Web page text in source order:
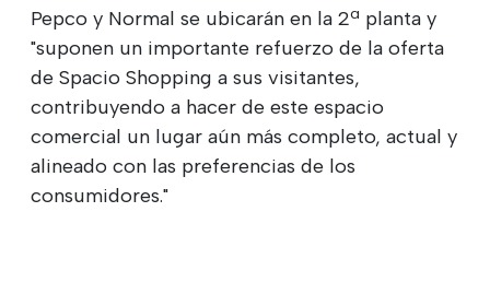
Pepco y Normal se ubicarán en la 2ª planta y
"suponen un importante refuerzo de la oferta
de Spacio Shopping a sus visitantes,
contribuyendo a hacer de este espacio
comercial un lugar aún más completo, actual y
alineado con las preferencias de los
consumidores."